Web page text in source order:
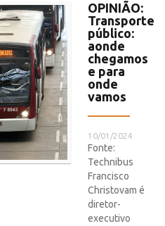
OPINIÃO:
Transporte
público:
aonde
chegamos
e para
onde
vamos
10/01/2024
Fonte:
Technibus
Francisco
Christovam é
diretor-
executivo